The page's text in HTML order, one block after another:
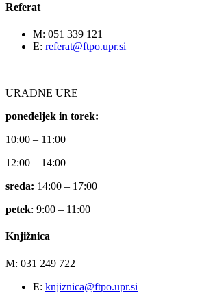
Referat
M: 051 339 121
E: referat@ftpo.upr.si
URADNE URE
ponedeljek in torek:
10:00 – 11:00
12:00 – 14:00
sreda: 14:00 – 17:00
petek: 9:00 – 11:00
Knjižnica
M: 031 249 722
E: knjiznica@ftpo.upr.si